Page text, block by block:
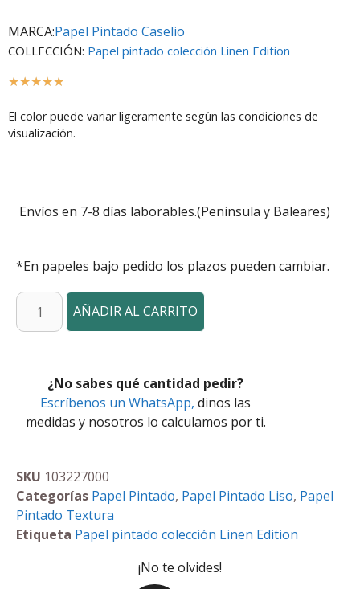
MARCA:Papel Pintado Caselio
COLLECCIÓN: Papel pintado colección Linen Edition
☆☆☆☆☆
El color puede variar ligeramente según las condiciones de
visualización.
Envíos en 7-8 días laborables.(Peninsula y Baleares)
*En papeles bajo pedido los plazos pueden cambiar.
AÑADIR AL CARRITO
¿No sabes qué cantidad pedir?
Escríbenos un WhatsApp, dinos las
medidas y nosotros lo calculamos por ti.
SKU 103227000
Categorías Papel Pintado, Papel Pintado Liso, Papel
Pintado Textura
Etiqueta Papel pintado colección Linen Edition
¡No te olvides!